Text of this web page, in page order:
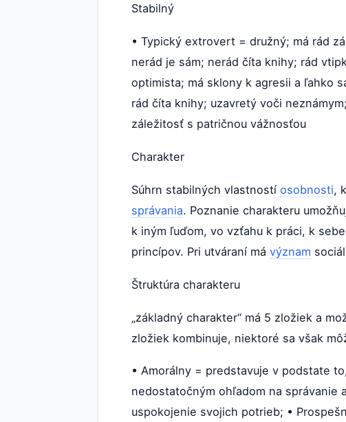
Stabilný
• Typický extrovert = družný; má rád
nerád je sám; nerád číta knihy; rád
optimista; má sklony k agresii a ľahko
rád číta knihy; uzavretý voči
záležitosť s patričnou vážnosťou
Charakter
Súhrn stabilných vlastností osobnosti,
správania. Poznanie charakteru
k iným ľuďom, vo vzťahu k práci, k
princípov. Pri utváraní má význam
Štruktúra charakteru
„základný charakter“ má 5 zložiek a
zložiek kombinuje, niektoré sa však
• Amorálny = predstavuje v podstate
nedostatočným ohľadom na správanie a
uspokojenie svojich potrieb; •